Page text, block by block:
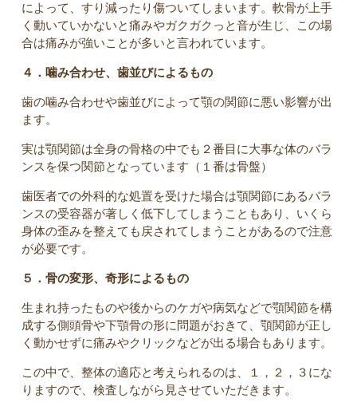
によって、すり減ったり傷ついてしまいます。軟骨が上手
く動いていかないと痛みやガクガクっと音が生じ、この場
合は痛みが強いことが多いと言われています。
４．噛み合わせ、歯並びによるもの
歯の噛み合わせや歯並びによって顎の関節に悪い影響が出
ます。
実は顎関節は全身の骨格の中でも２番目に大事な体のバラ
ンスを保つ関節となっています（１番は骨盤）
歯医者での外科的な処置を受けた場合は顎関節にあるバラ
ンスの受容器が著しく低下してしまうこともあり、いくら
身体の歪みを整えても戻されてしまうことがあるので注意
が必要です。
５．骨の変形、奇形によるもの
生まれ持ったものや後からのケガや病気などで顎関節を構
成する側頭骨や下顎骨の形に問題がおきて、顎関節が正し
く動かせずに痛みやクリックなどが出る場合もあります。
この中で、整体の適応と考えられるのは、１，２，３にな
りますので、検査しながら見させていただきます。